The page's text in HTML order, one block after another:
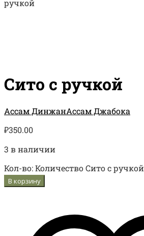
ручкой
Сито с ручкой
Ассам ДинжанАссам Джабока
₽350.00
3 в наличии
Кол-во:Количество Сито с ручкой
В корзину